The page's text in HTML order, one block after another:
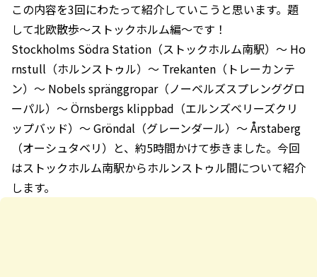
この内容を3回にわたって紹介していこうと思います。題
して北欧散歩〜ストックホルム編〜です！
Stockholms Södra Station（ストックホルム南駅）〜 Ho
rnstull（ホルンストゥル）〜 Trekanten（トレーカンテ
ン）〜 Nobels spränggropar（ノーベルズスプレンググロ
ーパル）〜 Örnsbergs klippbad（エルンズベリーズクリ
ップバッド）〜 Gröndal（グレーンダール）〜 Årstaberg
（オーシュタベリ）と、約5時間かけて歩きました。今回
はストックホルム南駅からホルンストゥル間について紹介
します。